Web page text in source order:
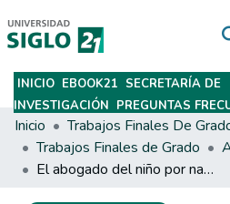
Subir
INICIO EBOOK21 SECRETARÍA DE
INVESTIGACIÓN PREGUNTAS
Inicio
Trabajos Finales de Grado
El abogado del niño por nacer.